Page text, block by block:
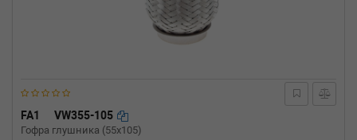
FA1 VW355-105
Гофра глушника (55x105)